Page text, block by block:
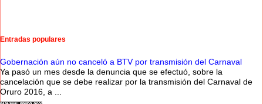
Entradas populares
Gobernación aún no canceló a BTV por transmisión del Carnaval
Ya pasó un mes desde la denuncia que se efectuó, sobre la
cancelación que se debe realizar por la transmisión del Carnaval de
Oruro 2016, a ...